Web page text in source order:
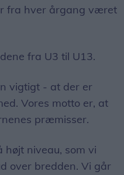
fra hver årgang været
fra U3 til U13.
vigtigt - at der er
Vores motto er, at
præmisser.
niveau, som vi
over bredden. Vi går